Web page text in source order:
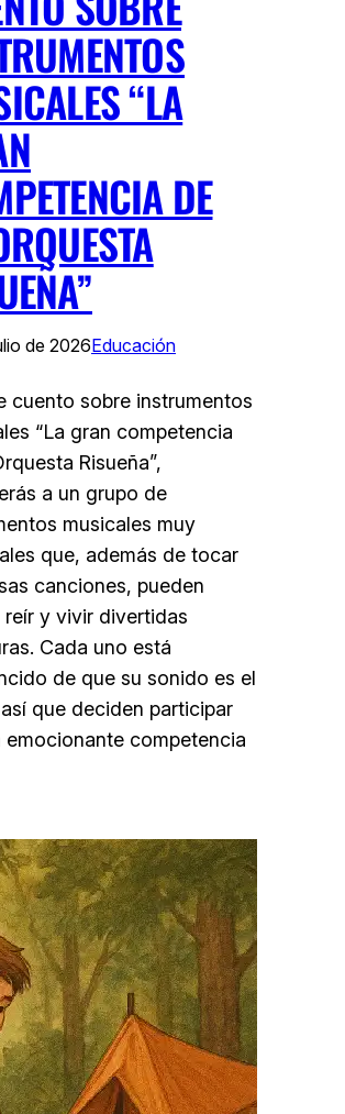
“LA
DE
de 2026Educación
cuento sobre instrumentos
“La gran competencia
Risueña”,
a un grupo de
musicales muy
que, además de tocar
canciones, pueden
reír y vivir divertidas
Cada uno está
de que su sonido es el
que deciden participar
emocionante competencia